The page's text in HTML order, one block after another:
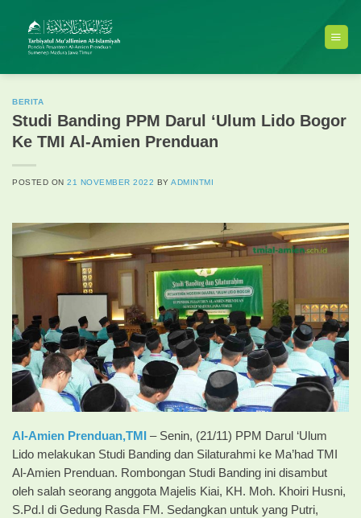
content
BERITA
Studi Banding PPM Darul ‘Ulum Lido Bogor
Ke TMI Al-Amien Prenduan
POSTED ON21 NOVEMBER 2022 BYADMINTMI
Al-Amien Prenduan,TMI
– Senin, (21/11) PPM Darul ‘Ulum
Lido melakukan Studi Banding dan Silaturahmi ke Ma’had TMI
Al-Amien Prenduan. Rombongan Studi Banding ini disambut
oleh salah seorang anggota Majelis Kiai, KH. Moh. Khoiri Husni,
S.Pd.I di Gedung Rasda FM. Sedangkan untuk yang Putri,